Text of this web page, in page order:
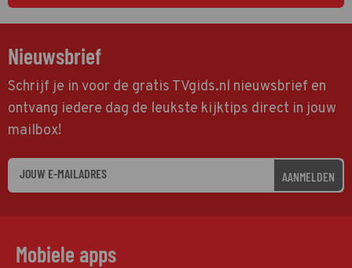
Nieuwsbrief
Schrijf je in voor de gratis TVgids.nl nieuwsbrief en
ontvang iedere dag de leukste kijktips direct in jouw
mailbox!
AANMELDEN
Mobiele apps